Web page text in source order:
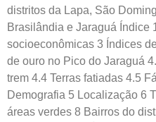
distritos da Lapa, São
Brasilândia e Jaraguá Índice
socioeconômicas 3 Índices
de ouro no Pico do Jaraguá
trem 4.4 Terras fatiadas 4.5
Demografia 5 Localização 6
áreas verdes 8 Bairros do